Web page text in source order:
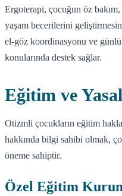
Ergoterapi, çocuğun öz
yaşam becerilerini
el-göz koordinasyonu ve
konularında destek sağlar.
Eğitim ve
Otizmli çocukların eğitim
hakkında bilgi sahibi olmak,
öneme sahiptir.
Özel Eğitim